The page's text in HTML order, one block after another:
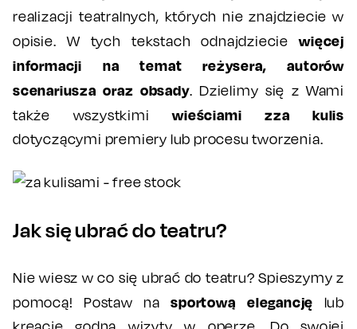
realizacji teatralnych, których nie znajdziecie w
opisie. W tych tekstach odnajdzieciewięcej
informacji na temat reżysera, autorów
scenariusza oraz obsady. Dzielimy się z Wami
także wszystkimiwieściami zza kulis
dotyczącymi premiery lub procesu tworzenia.
Jak się ubrać do teatru?
Nie wiesz w co się ubrać do teatru? Spieszymy z
pomocą! Postaw nasportową elegancję lub